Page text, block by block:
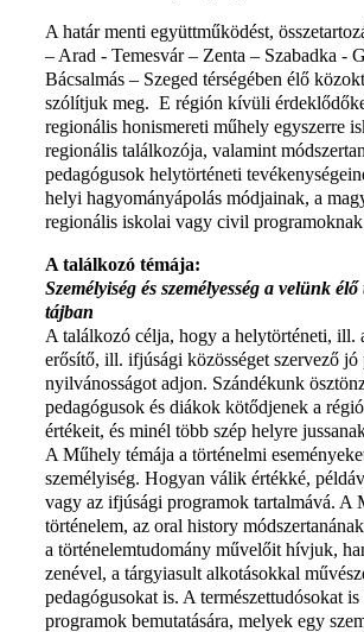
A határ menti együttműködést,
– Arad - Temesvár – Zenta – Szabadka -
Bácsalmás – Szeged térségében élő
szólítjuk meg. E régión kívüli
regionális honismereti műhely egyszerre
regionális találkozója, valamint
pedagógusok helytörténeti
helyi hagyományápolás módjainak, a
regionális iskolai vagy civil programoknak
A találkozó témája:
Személyiség és személyesség a velünk
tájban
A találkozó célja, hogy a helytörténeti, ill.
erősítő, ill. ifjúsági közösséget szervező
nyilvánosságot adjon. Szándékunk
pedagógusok és diákok kötődjenek a
értékeit, és minél több szép helyre
A Műhely témája a történelmi
személyiség. Hogyan válik értékké,
vagy az ifjúsági programok tartalmává. A
történelem, az oral history
a történelemtudomány művelőit hívjuk,
zenével, a tárgyiasult alkotásokkal
pedagógusokat is. A természettudósokat
programok bemutatására, melyek egy